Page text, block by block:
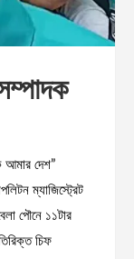
আমার দেশ”
ম্যাজিস্ট্রেট
পৌনে ১১টার
চিফ